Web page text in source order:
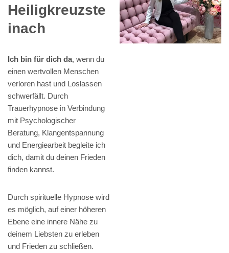
Heiligkreuzste
inach
Ich bin für dich da, wenn du
einen wertvollen Menschen
verloren hast und Loslassen
schwerfällt. Durch
Trauerhypnose in Verbindung
mit Psychologischer
Beratung, Klangentspannung
und Energiearbeit begleite ich
dich, damit du deinen Frieden
finden kannst.
Durch spirituelle Hypnose wird
es möglich, auf einer höheren
Ebene eine innere Nähe zu
deinem Liebsten zu erleben
und Frieden zu schließen.